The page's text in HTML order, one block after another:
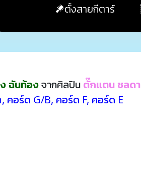
ตั้งสายกีตาร์
ฉันท้องจากศิลปิน ตั๊กแตน ชลดา
, คอร์ด G/B, คอร์ด F, คอร์ด E